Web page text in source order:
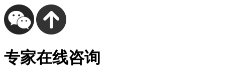
专家在线咨询